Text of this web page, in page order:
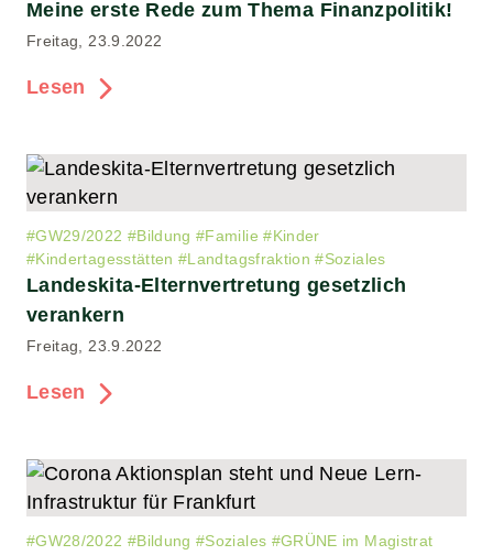
Meine erste Rede zum Thema Finanzpolitik!
Freitag, 23.9.2022
Lesen
#GW29/2022 #Bildung #Familie #Kinder
#Kindertagesstätten #Landtagsfraktion #Soziales
Landeskita-Elternvertretung gesetzlich
verankern
Freitag, 23.9.2022
Lesen
#GW28/2022 #Bildung #Soziales #GRÜNE im Magistrat